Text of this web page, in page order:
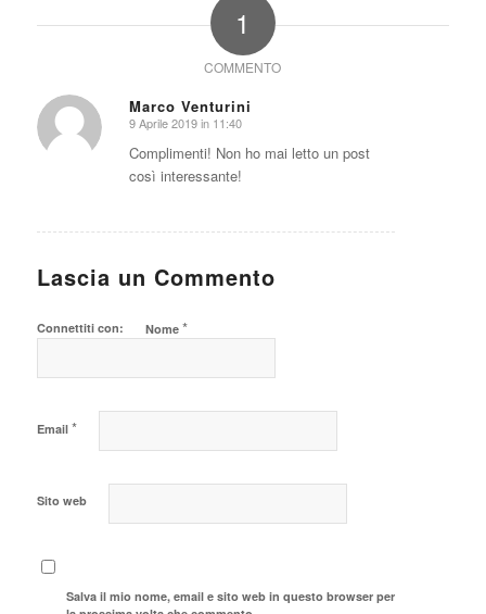
1
COMMENTO
Marco Venturini
dice:
9 Aprile 2019 in 11:40
Complimenti! Non ho mai letto un post
così interessante!
Lascia un Commento
Connettiti con: Nome *
Email *
Sito web
Salva il mio nome, email e sito web in questo browser per